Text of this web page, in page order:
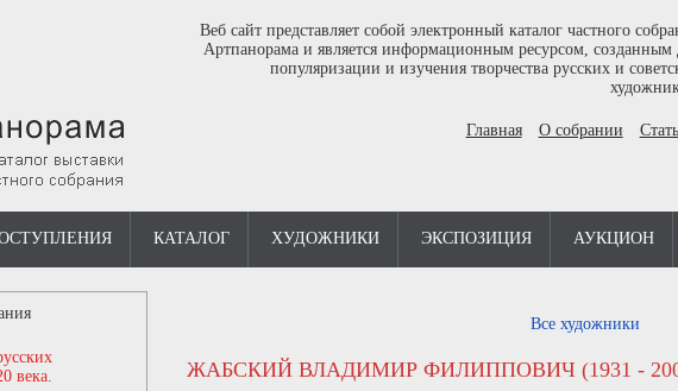
Веб сайт представляет собой электронный каталог частного
Артпанорама и является информационным ресурсом, созданным
популяризации и изучения творчества русских и
Главная О собрании
КАТАЛОГ ХУДОЖНИКИ ЭКСПОЗИЦИЯ АУКЦИОН
века.
Все художники
ЖАБСКИЙ ВЛАДИМИР ФИЛИППОВИЧ (1931 -